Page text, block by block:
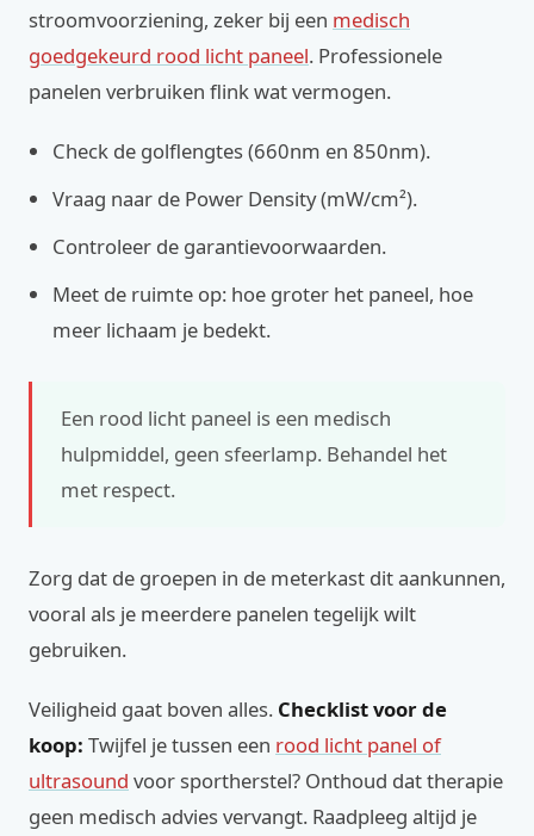
stroomvoorziening, zeker bij een medisch
goedgekeurd rood licht paneel. Professionele
panelen verbruiken flink wat vermogen.
Check de golflengtes (660nm en 850nm).
Vraag naar de Power Density (mW/cm²).
Controleer de garantievoorwaarden.
Meet de ruimte op: hoe groter het paneel, hoe
meer lichaam je bedekt.
Een rood licht paneel is een medisch
hulpmiddel, geen sfeerlamp. Behandel het
met respect.
Zorg dat de groepen in de meterkast dit aankunnen,
vooral als je meerdere panelen tegelijk wilt
gebruiken.
Veiligheid gaat boven alles. Checklist voor de
koop: Twijfel je tussen een rood licht panel of
ultrasound voor sportherstel? Onthoud dat therapie
geen medisch advies vervangt. Raadpleeg altijd je